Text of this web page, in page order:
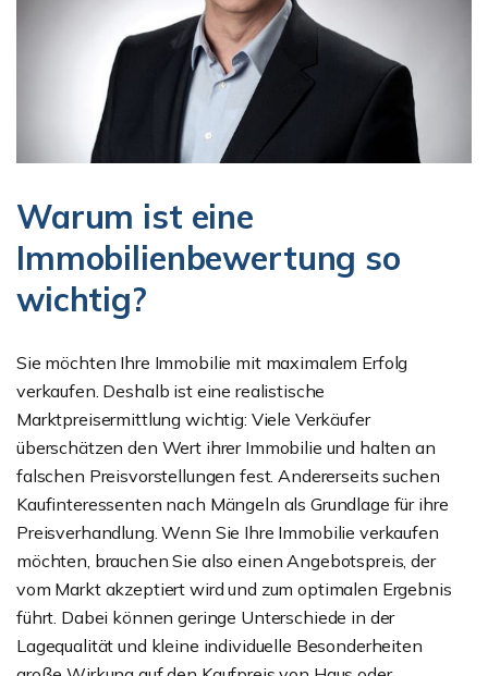
Warum ist eine
Immobilienbewertung so
wichtig?
Sie möchten Ihre Immobilie mit maximalem Erfolg
verkaufen. Deshalb ist eine realistische
Marktpreisermittlung wichtig: Viele Verkäufer
überschätzen den Wert ihrer Immobilie und halten an
falschen Preisvorstellungen fest. Andererseits suchen
Kaufinteressenten nach Mängeln als Grundlage für ihre
Preisverhandlung. Wenn Sie Ihre Immobilie verkaufen
möchten, brauchen Sie also einen Angebotspreis, der
vom Markt akzeptiert wird und zum optimalen Ergebnis
führt. Dabei können geringe Unterschiede in der
Lagequalität und kleine individuelle Besonderheiten